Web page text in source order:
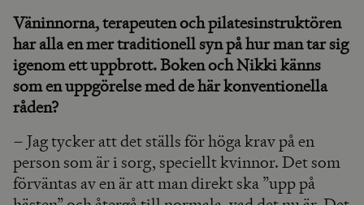
Väninnorna, terapeuten och pilatesinstruktören
har alla en mer traditionell syn på hur man tar sig
igenom ett uppbrott. Boken och Nikki känns
som en uppgörelse med de här konventionella
råden?
– Jag tycker att det ställs för höga krav på en
person som är i sorg, speciellt kvinnor. Det som
förväntas av en är att man direkt ska ”upp på